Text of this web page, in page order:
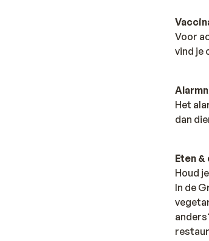
Voor
vind je
Het
dan
Eten &
Houd
In de